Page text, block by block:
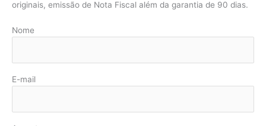
originais, emissão de Nota Fiscal além da garantia de 90 dias.
Nome
E-mail